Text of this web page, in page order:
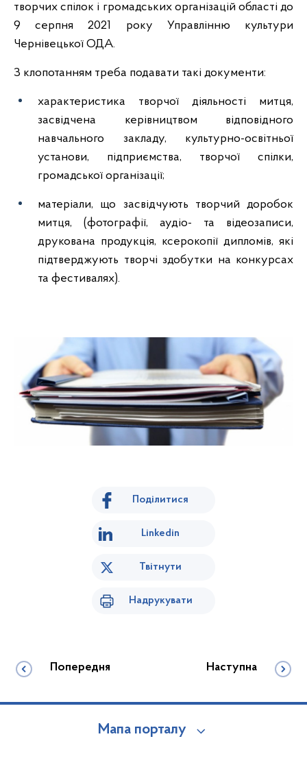
творчих спілок і громадських організацій області до
9 серпня 2021 року Управлінню культури
Чернівецької ОДА.
З клопотанням треба подавати такі документи:
характеристика творчої діяльності митця,
засвідчена керівництвом відповідного
навчального закладу, культурно-освітньої
установи, підприємства, творчої спілки,
громадської організації;
матеріали, що засвідчують творчий доробок
митця, (фотографії, аудіо- та відеозаписи,
друкована продукція, ксерокопії дипломів, які
підтверджують творчі здобутки на конкурсах
та фестивалях).
Поділитися
Linkedin
Твітнути
Надрукувати
Попередня Наступна
Мапа порталу